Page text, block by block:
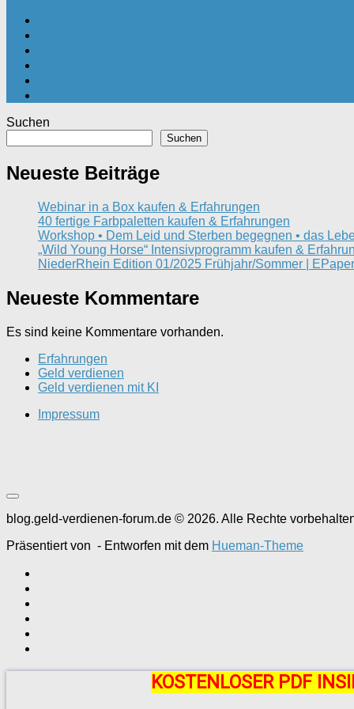
Suchen
Suchen
Neueste Beiträge
Webinar in a Box kaufen & Erfahrungen
40 fertige Farbpaletten kaufen & Erfahrungen
Workshop • Dem Leid und Sterben begegnen • das
„Wild Young Horse“ Intensivprogramm kaufen &
NiederRhein Edition 01/2025 Frühjahr/Sommer |
Neueste Kommentare
Es sind keine Kommentare vorhanden.
Erfahrungen
Geld verdienen
Geld verdienen mit KI
Impressum
blog.geld-verdienen-forum.de © 2026. Alle Rechte
Präsentiert von - Entworfen mit dem Hueman-Theme
KOSTENLOSER PDF